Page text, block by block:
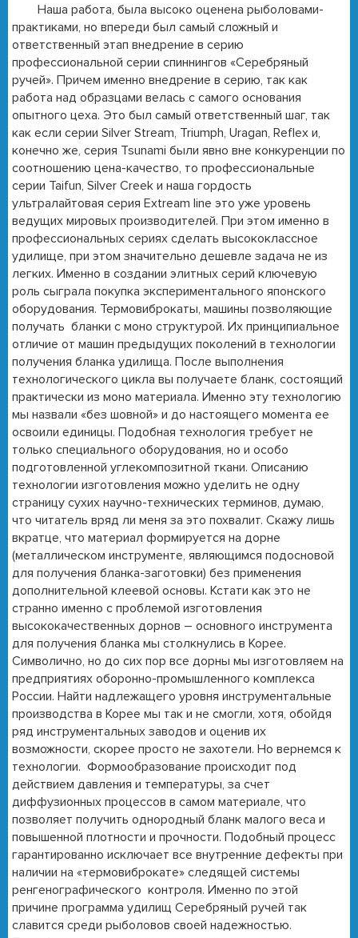
Наша работа, была высоко оценена рыболовами-
практиками, но впереди был самый сложный и
ответственный этап внедрение в серию
профессиональной серии спиннингов «Серебряный
ручей». Причем именно внедрение в серию, так как
работа над образцами велась с самого основания
опытного цеха. Это был самый ответственный шаг, так
как если серии Silver Stream, Triumph, Uragan, Reflex и,
конечно же, серия Tsunami были явно вне конкуренции по
соотношению цена-качество, то профессиональные
серии Taifun, Silver Creek и наша гордость
ультралайтовая серия Extream line это уже уровень
ведущих мировых производителей. При этом именно в
профессиональных сериях сделать высококлассное
удилище, при этом значительно дешевле задача не из
легких. Именно в создании элитных серий ключевую
роль сыграла покупка экспериментального японского
оборудования. Термовиброкаты, машины позволяющие
получать бланки с моно структурой. Их принципиальное
отличие от машин предыдущих поколений в технологии
получения бланка удилища. После выполнения
технологического цикла вы получаете бланк, состоящий
практически из моно материала. Именно эту технологию
мы назвали «без шовной» и до настоящего момента ее
освоили единицы. Подобная технология требует не
только специального оборудования, но и особо
подготовленной углекомпозитной ткани. Описанию
технологии изготовления можно уделить не одну
страницу сухих научно-технических терминов, думаю,
что читатель вряд ли меня за это похвалит. Скажу лишь
вкратце, что материал формируется на дорне
(металлическом инструменте, являющимся подосновой
для получения бланка-заготовки) без применения
дополнительной клеевой основы. Кстати как это не
странно именно с проблемой изготовления
высококачественных дорнов – основного инструмента
для получения бланка мы столкнулись в Корее.
Символично, но до сих пор все дорны мы изготовляем на
предприятиях оборонно-промышленного комплекса
России. Найти надлежащего уровня инструментальные
производства в Корее мы так и не смогли, хотя, обойдя
ряд инструментальных заводов и оценив их
возможности, скорее просто не захотели. Но вернемся к
технологии. Формообразование происходит под
действием давления и температуры, за счет
диффузионных процессов в самом материале, что
позволяет получить однородный бланк малого веса и
повышенной плотности и прочности. Подобный процесс
гарантированно исключает все внутренние дефекты при
наличии на «термовиброкате» следящей системы
ренгенографического контроля. Именно по этой
причине программа удилищ Серебряный ручей так
славится среди рыболовов своей надежностью.